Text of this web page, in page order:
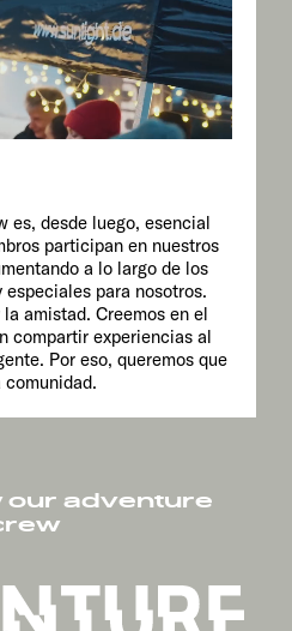
es, desde luego, esencial
participan en nuestros
a lo largo de los
para nosotros.
amistad. Creemos en el
compartir experiencias al
Por eso, queremos que
comunidad.
our adventure